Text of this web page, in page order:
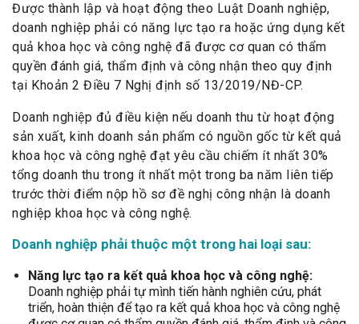
Được thành lập và hoạt động theo Luật Doanh nghiệp,
doanh nghiệp phải có năng lực tạo ra hoặc ứng dụng kết
quả khoa học và công nghệ đã được cơ quan có thẩm
quyền đánh giá, thẩm định và công nhận theo quy định
tại Khoản 2 Điều 7 Nghị định số 13/2019/NĐ-CP.
Doanh nghiệp đủ điều kiện nếu doanh thu từ hoạt động
sản xuất, kinh doanh sản phẩm có nguồn gốc từ kết quả
khoa học và công nghệ đạt yêu cầu chiếm ít nhất 30%
tổng doanh thu trong ít nhất một trong ba năm liên tiếp
trước thời điểm nộp hồ sơ đề nghị công nhận là doanh
nghiệp khoa học và công nghệ.
Doanh nghiệp phải thuộc một trong hai loại sau:
Năng lực tạo ra kết quả khoa học và công nghệ:
Doanh nghiệp phải tự mình tiến hành nghiên cứu, phát
triển, hoàn thiện để tạo ra kết quả khoa học và công nghệ